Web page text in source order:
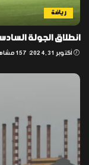
رياضة
انطلاق الجولة
أكتوبر 31, 2024 157 مشاهدة